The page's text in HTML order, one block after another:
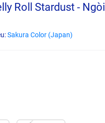
Roll Stardust - Ngòi
Sakura Color (Japan)